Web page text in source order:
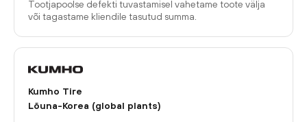
Tootjapoolse defekti tuvastamisel vahetame toote välja
või tagastame kliendile tasutud summa.
Kumho Tire
Lõuna-Korea (global plants)